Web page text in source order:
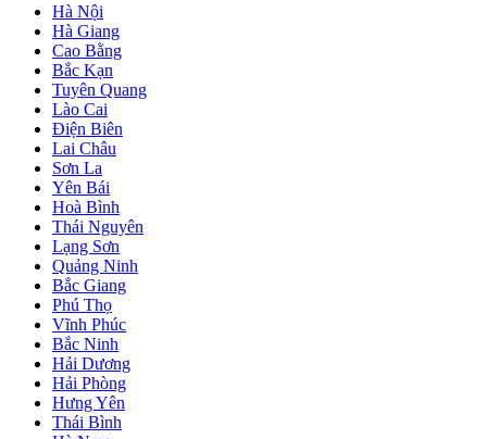
Hà Nội
Hà Giang
Cao Bằng
Bắc Kạn
Tuyên Quang
Lào Cai
Điện Biên
Lai Châu
Sơn La
Yên Bái
Hoà Bình
Thái Nguyên
Lạng Sơn
Quảng Ninh
Bắc Giang
Phú Thọ
Vĩnh Phúc
Bắc Ninh
Hải Dương
Hải Phòng
Hưng Yên
Thái Bình